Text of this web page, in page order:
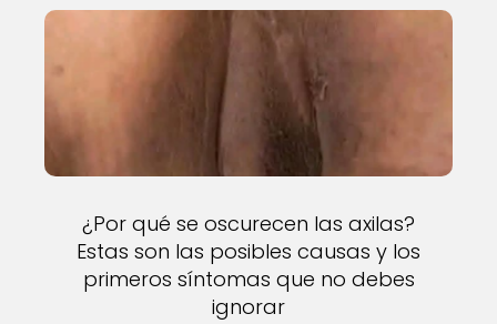
¿Por qué se oscurecen las axilas?
Estas son las posibles causas y los
primeros síntomas que no debes
ignorar